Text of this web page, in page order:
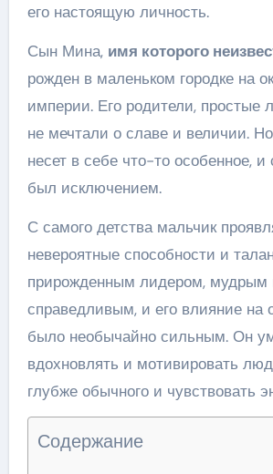
его настоящую личность.
Сын Мина, имя которого
рожден в маленьком городке на
империи. Его родители, простые
не мечтали о славе и величии.
несет в себе что-то особенное,
был исключением.
С самого детства мальчик
невероятные способности и
прирожденным лидером, мудрым
справедливым, и его влияние на
было необычайно сильным. Он
вдохновлять и мотивировать
глубже обычного и чувствовать
Содержание